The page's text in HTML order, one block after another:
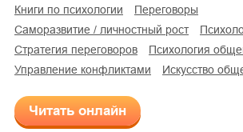
книги по психологии
переговоры
саморазвитие / личностный рост
стратегия переговоров
психология
управление конфликтами
искусство
Читать онлайн